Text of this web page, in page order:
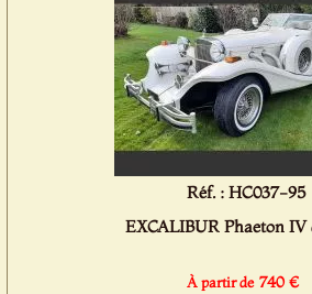
Réf. : HC037-95
EXCALIBUR Phaeton IV
À partir de 740 €